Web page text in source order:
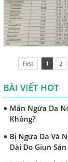
First 1 2
BÀI VIẾT HOT
Trị Bệnh Sán
TRIỆU CHỨNG
Khi Trẻ Bị Dị
Nhân Dị Ứng Da
Điều trị bệnh
Mẩn Ngứa Da
Bị Ngứa Da Và
Cách Trị Bệnh